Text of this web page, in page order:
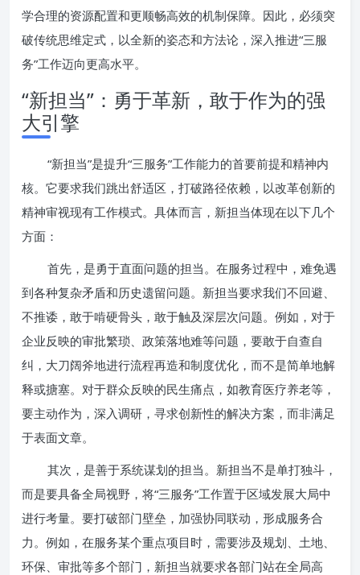
学合理的资源配置和更顺畅高效的机制保障。因此，必须突
破传统思维定式，以全新的姿态和方法论，深入推进“三服
务”工作迈向更高水平。
“新担当”：勇于革新，敢于作为的强
大引擎
“新担当”是提升“三服务”工作能力的首要前提和精神内
核。它要求我们跳出舒适区，打破路径依赖，以改革创新的
精神审视现有工作模式。具体而言，新担当体现在以下几个
方面：
首先，是勇于直面问题的担当。在服务过程中，难免遇
到各种复杂矛盾和历史遗留问题。新担当要求我们不回避、
不推诿，敢于啃硬骨头，敢于触及深层次问题。例如，对于
企业反映的审批繁琐、政策落地难等问题，要敢于自查自
纠，大刀阔斧地进行流程再造和制度优化，而不是简单地解
释或搪塞。对于群众反映的民生痛点，如教育医疗养老等，
要主动作为，深入调研，寻求创新性的解决方案，而非满足
于表面文章。
其次，是善于系统谋划的担当。新担当不是单打独斗，
而是要具备全局视野，将“三服务”工作置于区域发展大局中
进行考量。要打破部门壁垒，加强协同联动，形成服务合
力。例如，在服务某个重点项目时，需要涉及规划、土地、
环保、审批等多个部门，新担当就要求各部门站在全局高